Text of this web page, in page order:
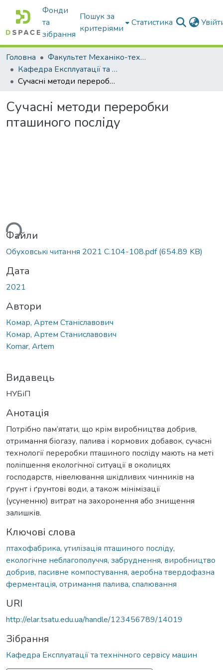
Фонди
та
зібрання
Пошук за
критеріями
Статистика
Головна
Факультет Механіко-технологічний
Кафедра Експлуатації та технічного сервісу машин
Сучасні методи переробки пташиного посліду
Сучасні методи переробки
пташиного посліду
Файли
Обуховськi читання 2021 С.104-108.pdf(654.89 KB)
Дата
2021
Автори
Комар, Артем Станіславович
Комар, Артем Станиславович
Komar, Artem
Видавець
НУБіП
Анотація
Потрібно пам’ятати, що крім виробництва добрив,
отримання біогазу, палива і кормових добавок, сучасні
технології переробки пташиного посліду мають на меті
поліпшення екологічної ситуації в околицях
господарств, нівелювання шкідливих чинників на
ґрунт і ґрунтові води, а також мінімізації
(усуненню) витрат на захоронення або знищення
залишків.
Ключові слова
птахофабрика, утилізація пташиного посліду,
екологічне неблагополуччя, забруднення, виробництво
добрив, пасивне компостування, аеробна твердофазна
ферментація, отримання палива, спалювання
URI
http://elar.tsatu.edu.ua/handle/123456789/14019
Зібрання
Кафедра Експлуатації та технічного сервісу машин